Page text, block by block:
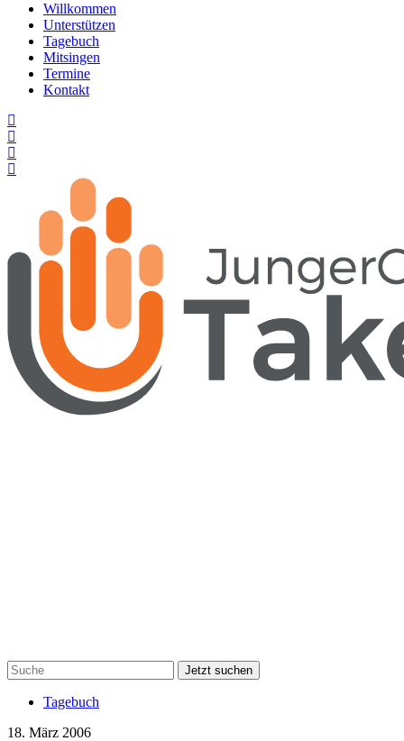
Willkommen
Unterstützen
Tagebuch
Mitsingen
Termine
Kontakt
Jetzt suchen
Tagebuch
18. März 2006